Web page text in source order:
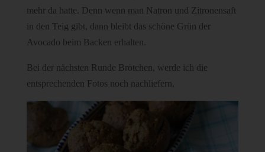
mehr da hatte. Denn wenn man Natron und Zitronensaft
in den Teig gibt, dann bleibt das schöne Grün der
Avocado beim Backen erhalten.
Bei der nächsten Runde Brötchen, werde ich die
entsprechenden Fotos noch nachliefern.